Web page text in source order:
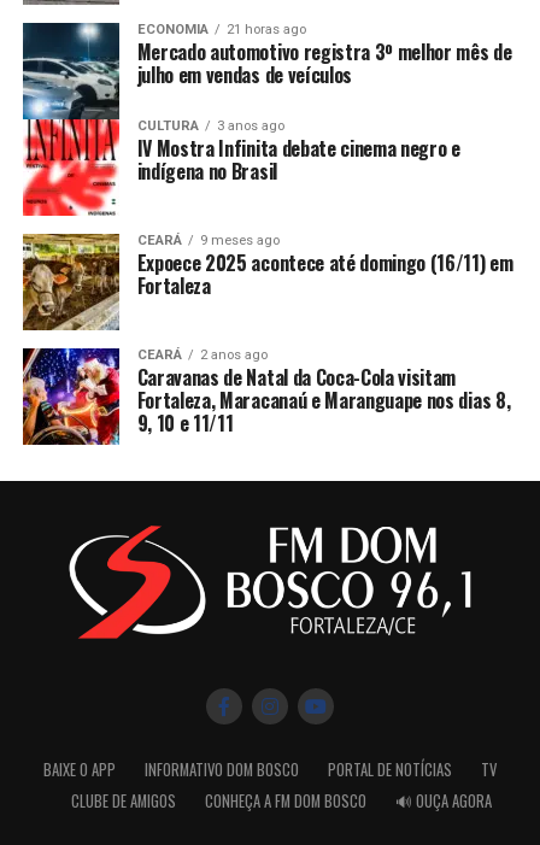
ECONOMIA 21 horas ago
Mercado automotivo registra 3º melhor mês de
julho em vendas de veículos
CULTURA 3 anos ago
IV Mostra Infinita debate cinema negro e
indígena no Brasil
CEARÁ 9 meses ago
Expoece 2025 acontece até domingo (16/11) em
Fortaleza
CEARÁ 2 anos ago
Caravanas de Natal da Coca-Cola visitam
Fortaleza, Maracanaú e Maranguape nos dias 8,
9, 10 e 11/11
BAIXE O APP INFORMATIVO DOM BOSCO PORTAL DE NOTÍCIAS
TV
CLUBE DE AMIGOS
CONHEÇA A FM DOM BOSCO 🔊 OUÇA AGORA